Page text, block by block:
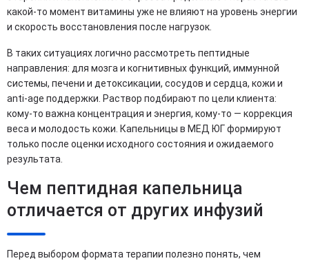
какой-то момент витамины уже не влияют на уровень энергии
и скорость восстановления после нагрузок.
В таких ситуациях логично рассмотреть пептидные
направления: для мозга и когнитивных функций, иммунной
системы, печени и детоксикации, сосудов и сердца, кожи и
anti-age поддержки. Раствор подбирают по цели клиента:
кому-то важна концентрация и энергия, кому-то — коррекция
веса и молодость кожи. Капельницы в МЕД ЮГ формируют
только после оценки исходного состояния и ожидаемого
результата.
Чем пептидная капельница
отличается от других инфузий
Перед выбором формата терапии полезно понять, чем